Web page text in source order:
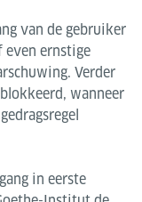
van de gebruiker
ernstige
Verder
wanneer
in eerste